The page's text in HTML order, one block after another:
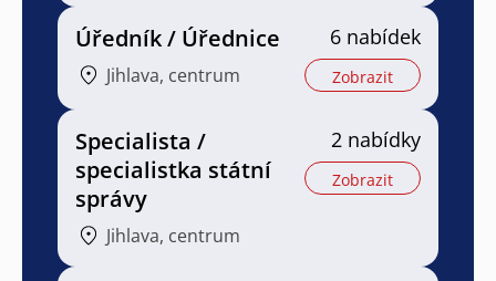
Úředník / Úřednice
Jihlava, centrum
6 nabídek
Zobrazit
Specialista /
specialistka státní
správy
Jihlava, centrum
2 nabídky
Zobrazit